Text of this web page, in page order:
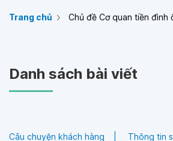
Trang chủ Chủ đề Cơ quan tiền đình
Danh sách bài viết
Câu chuyện khách hàng Thông tin